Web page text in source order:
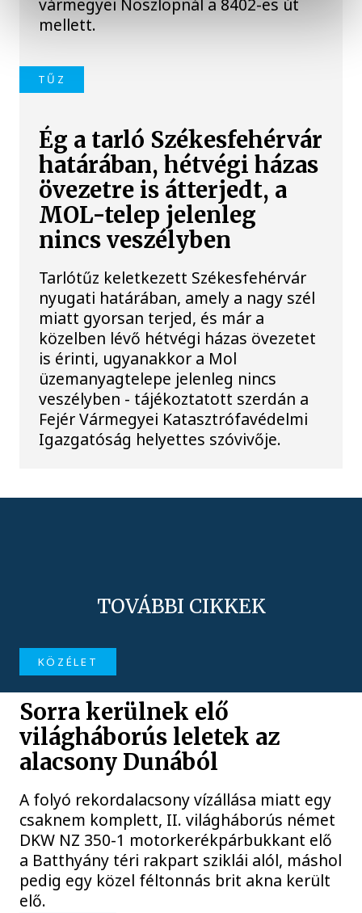
vármegyei Noszlopnál a 8402-es út
mellett.
TŰZ
Ég a tarló Székesfehérvár
határában, hétvégi házas
övezetre is átterjedt, a
MOL-telep jelenleg
nincs veszélyben
Tarlótűz keletkezett Székesfehérvár
nyugati határában, amely a nagy szél
miatt gyorsan terjed, és már a
közelben lévő hétvégi házas övezetet
is érinti, ugyanakkor a Mol
üzemanyagtelepe jelenleg nincs
veszélyben - tájékoztatott szerdán a
Fejér Vármegyei Katasztrófavédelmi
Igazgatóság helyettes szóvivője.
TOVÁBBI CIKKEK
KÖZÉLET
Sorra kerülnek elő
világháborús leletek az
alacsony Dunából
A folyó rekordalacsony vízállása miatt egy
csaknem komplett, II. világháborús német
DKW NZ 350-1 motorkerékpárbukkant elő
a Batthyány téri rakpart sziklái alól, máshol
pedig egy közel féltonnás brit akna került
elő.